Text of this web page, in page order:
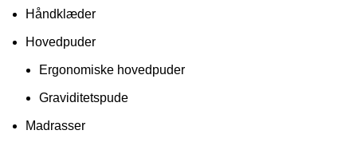
Håndklæder
Hovedpuder
Ergonomiske hovedpuder
Graviditetspude
Madrasser